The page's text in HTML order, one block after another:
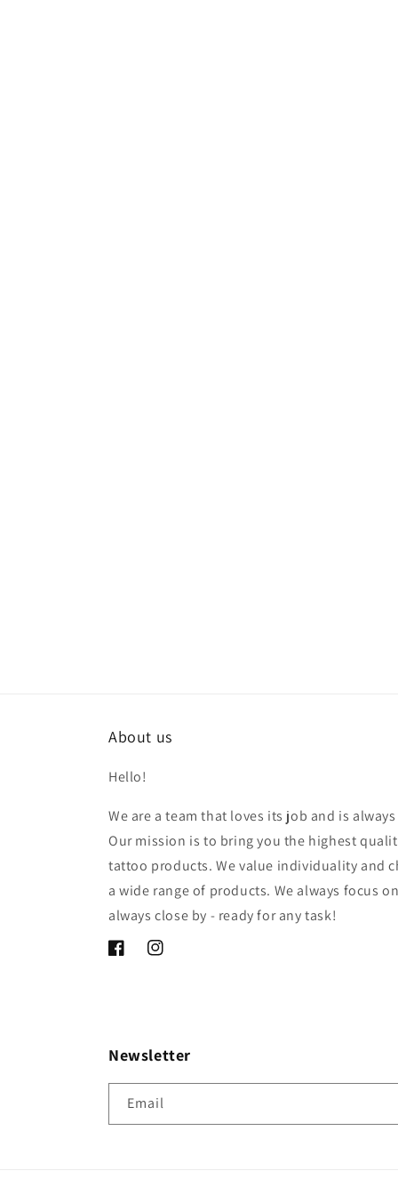
About us
Hello!
We are a team that loves its job and is
Our mission is to bring you the highest
tattoo products. We value individuality and
a wide range of products. We always focus
always close by - ready for any task!
FacebookInstagram
Newsletter
Email